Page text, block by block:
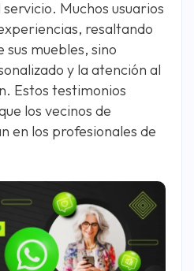
Muchos usuarios
resaltando
sus muebles, sino
y la atención al
Estos testimonios
los vecinos de
en los profesionales de